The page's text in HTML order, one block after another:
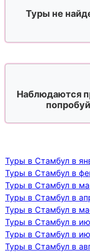
Туры не
Наблюдаются
Туры в Стамбул в
Туры в Стамбул в
Туры в Стамбул в
Туры в Стамбул в
Туры в Стамбул в
Туры в Стамбул в
Туры в Стамбул в
Туры в Стамбул в